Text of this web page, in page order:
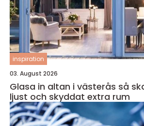
inspiration
03. August 2026
Glasa in altan i västerås så skapar du ett
ljust och skyddat extra rum